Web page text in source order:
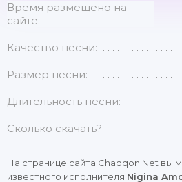
Время размещено на
сайте:
Качество песни:
Размер песни:
Длительность песни:
Сколько скачать?
На странице сайта Chaqqon.Net вы
известного исполнителя Nigina